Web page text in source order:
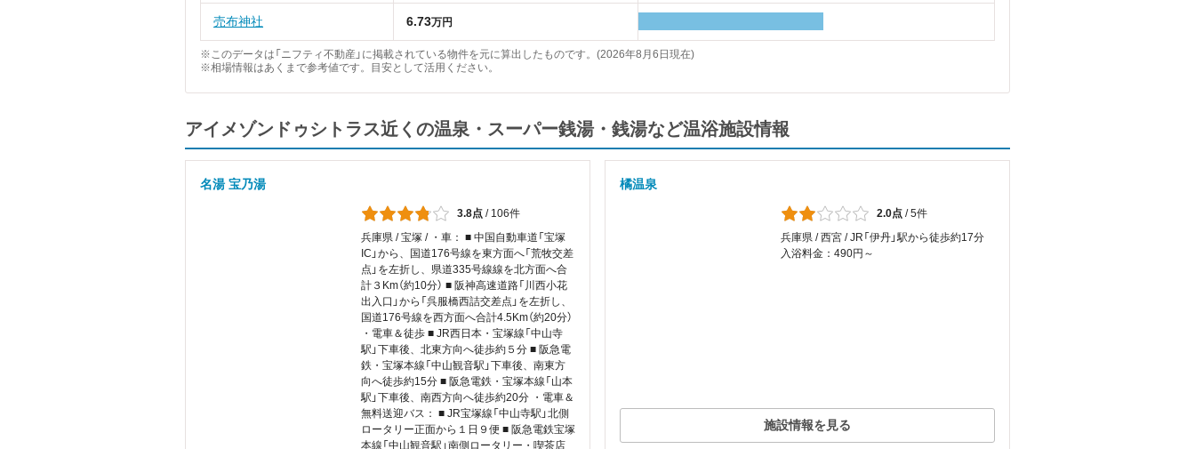
売布神社 6.73万円
※このデータは「ニフティ不動産」に掲載されている物件を元に算出したものです。(2026年8月6日現在)
※相場情報はあくまで参考値です。目安として活用ください。
アイメゾンドゥシトラス近くの温泉・スーパー銭湯・銭湯など温浴施設情報
名湯 宝乃湯
3.8点 / 106件
兵庫県 / 宝塚 / ・車： ■ 中国自動車道「宝塚
IC」から、国道176号線を東方面へ「荒牧交差
点」を左折し、県道335号線線を北方面へ合
計３Km（約10分） ■ 阪神高速道路「川西小花
出入口」から「呉服橋西詰交差点」を左折し、
国道176号線を西方面へ合計4.5Km（約20分）
・電車＆徒歩 ■ JR西日本・宝塚線「中山寺
駅」下車後、北東方向へ徒歩約５分 ■ 阪急電
鉄・宝塚本線「中山観音駅」下車後、南東方
向へ徒歩約15分 ■ 阪急電鉄・宝塚本線「山本
駅」下車後、南西方向へ徒歩約20分 ・電車＆
無料送迎バス： ■ JR宝塚線「中山寺駅」北側
ロータリー正面から１日９便 ■ 阪急電鉄宝塚
本線「中山観音駅」南側ロータリー・喫茶店
橘温泉
2.0点 /5件
兵庫県 / 西宮 / JR「伊丹」駅から徒歩約17分
入浴料金：490円～
施設情報を見る